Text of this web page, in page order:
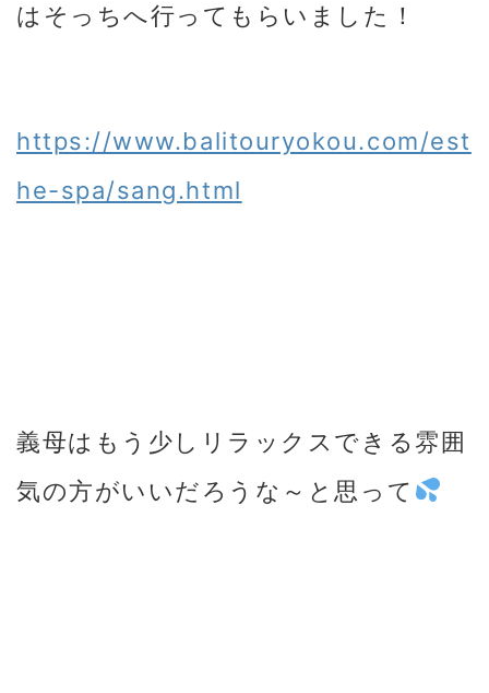
はそっちへ行ってもらいました！
https://www.balitouryokou.com/est
he-spa/sang.html
義母はもう少しリラックスできる雰囲
気の方がいいだろうな～と思って